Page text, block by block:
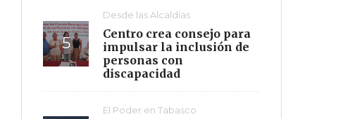
Desde las Alcaldías
Centro crea consejo para
impulsar la inclusión de
personas con
discapacidad
El Poder en Tabasco